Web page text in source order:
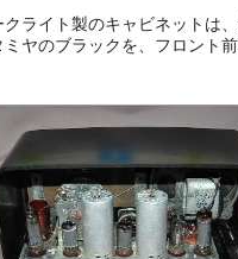
クライト製のキャビネットは
ミヤのブラックを、フロント